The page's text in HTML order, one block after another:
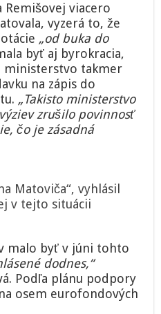
Remišovej viacero
vyzerá to, že
„od buka do
byť aj byrokracia,
ministerstvo takmer
na zápis do
„Takisto ministerstvo
zrušilo povinnosť
čo je zásadná
Matoviča“, vyhlásil
v tejto situácii
malo byť v júni tohto
dodnes,“
Podľa plánu podpory
osem eurofondových